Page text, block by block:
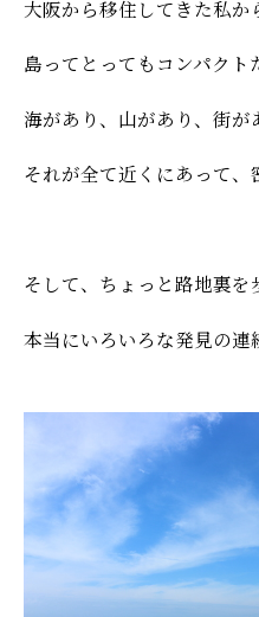
大阪から移住してきた私か
島ってとってもコンパクト
海があり、山があり、街が
それが全て近くにあって、
そして、ちょっと路地裏を
本当にいろいろな発見の連